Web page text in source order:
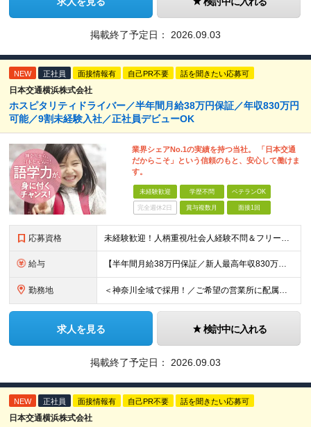
掲載終了予定日： 2026.09.03
NEW 正社員 面接情報有 自己PR不要 話を聞きたい応募可
日本交通横浜株式会社
ホスピタリティドライバー／半年間月給38万円保証／年収830万円
可能／9割未経験入社／正社員デビューOK
業界シェアNo.1の実績を持つ当社。 「日本交通
だからこそ」という信頼のもと、安心して働けま
す。
未経験歓迎 学歴不問 ベテランOK
完全週休2日 賞与複数月 面接1回
応募資格 未経験歓迎！人柄重視/社会人経験不問＆フリーターもOK ■普通自動車免許（AT限定可）を取得して1年以上経過している方 ※前職・学歴・ブランク・転職回数などは一切不問です。 <2種免許取得代は全額
給与 【半年間月給38万円保証／新人最高年収830万円／賞与年2回／給料控除を100%撤廃】 6ヶ月間、月給38万円保証＋歩合給＋賞与年2回（川崎／保土ヶ谷／戸塚） ◆保証額を超える売上時は上乗せした給与
勤務地 ＜神奈川全域で採用！／ご希望の営業所に配属＞◎転居を伴う転勤なし！◎U・Iターン歓迎！◎マイカー通勤OK（駐車場完備） 神奈川全域に6拠点（★希望の営業所に配属） ■本社：横浜市戸塚区名瀬町1152
求人を見る 検討中に入れる
掲載終了予定日： 2026.09.03
NEW 正社員 面接情報有 自己PR不要 話を聞きたい応募可
日本交通横浜株式会社